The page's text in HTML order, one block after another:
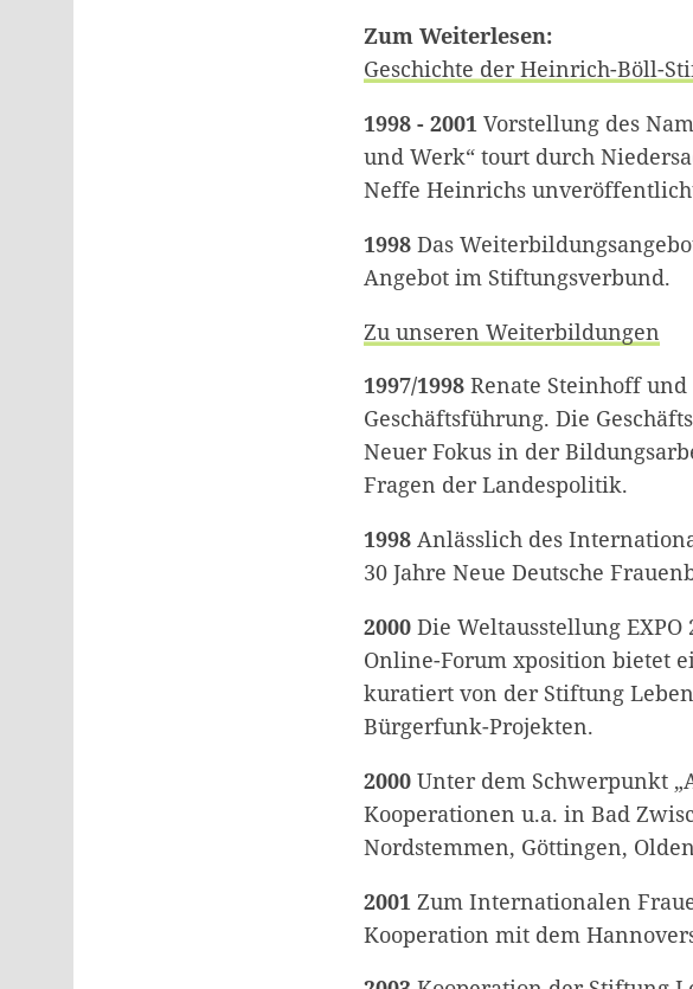
Zum Weiterlesen:
Geschichte der Heinrich-Böll-
1998 - 2001 Vorstellung des
und Werk“ tourt durch
Neffe Heinrichs
1998 Das
Angebot im Stiftungsverbund.
Zu unseren Weiterbildungen
1997/1998 Renate Steinhoff
Geschäftsführung. Die
Neuer Fokus in der
Fragen der Landespolitik.
1998 Anlässlich des
30 Jahre Neue Deutsche
2000 Die Weltausstellung
Online-Forum xposition bietet
kuratiert von der Stiftung
Bürgerfunk-Projekten.
2000 Unter dem Schwerpunkt
Kooperationen u.a. in Bad
Nordstemmen, Göttingen,
2001 Zum Internationalen
Kooperation mit dem